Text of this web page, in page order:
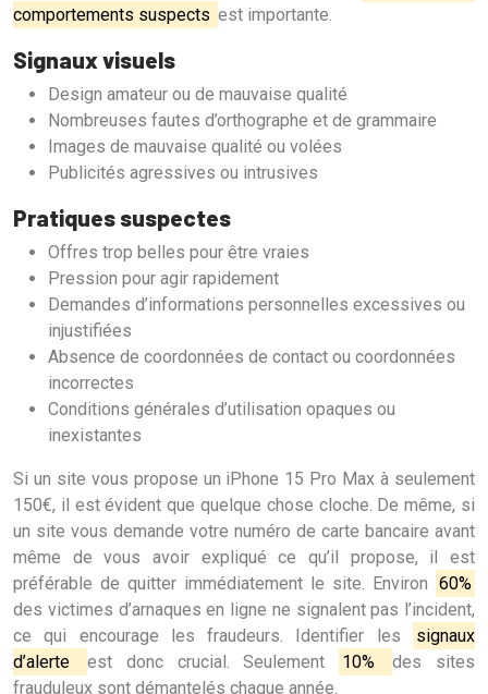
comportements suspects est importante.
Signaux visuels
Design amateur ou de mauvaise qualité
Nombreuses fautes d’orthographe et de grammaire
Images de mauvaise qualité ou volées
Publicités agressives ou intrusives
Pratiques suspectes
Offres trop belles pour être vraies
Pression pour agir rapidement
Demandes d’informations personnelles excessives ou
injustifiées
Absence de coordonnées de contact ou coordonnées
incorrectes
Conditions générales d’utilisation opaques ou
inexistantes
Si un site vous propose un iPhone 15 Pro Max à seulement
150€, il est évident que quelque chose cloche. De même, si
un site vous demande votre numéro de carte bancaire avant
même de vous avoir expliqué ce qu’il propose, il est
préférable de quitter immédiatement le site. Environ 60%
des victimes d’arnaques en ligne ne signalent pas l’incident,
ce qui encourage les fraudeurs. Identifier les
signaux
d’alerte
est donc crucial. Seulement 10%
des sites
frauduleux sont démantelés chaque année.